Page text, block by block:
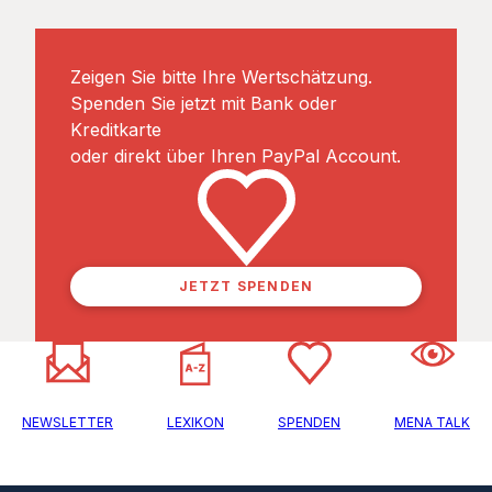
Zeigen Sie bitte Ihre Wertschätzung.
Spenden Sie jetzt mit Bank oder
Kreditkarte
oder direkt über Ihren PayPal Account.
JETZT SPENDEN
NEWSLETTER LEXIKON SPENDEN MENA TALK